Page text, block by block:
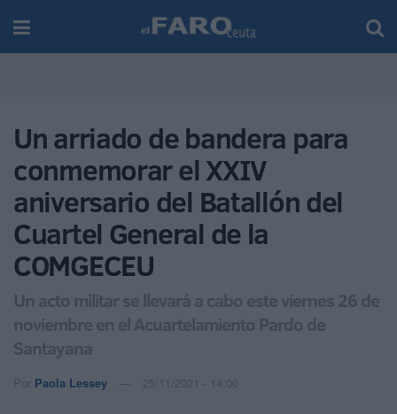
Un arriado de bandera para
conmemorar el XXIV
aniversario del Batallón del
Cuartel General de la
COMGECEU
Un acto militar se llevará a cabo este viernes 26 de
noviembre en el Acuartelamiento Pardo de
Santayana
Por Paola Lessey 25/11/2021 - 14:00